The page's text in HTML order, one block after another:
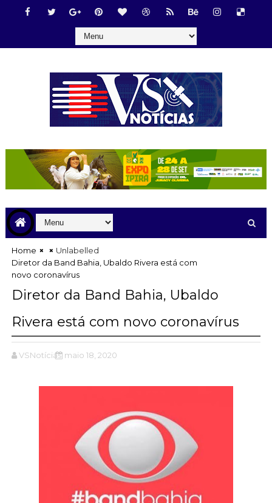
Home
Unlabelled
Diretor da Band Bahia, Ubaldo Rivera está com
novo coronavírus
Diretor da Band Bahia, Ubaldo
Rivera está com novo coronavírus
VSNotícias maio 18, 2020